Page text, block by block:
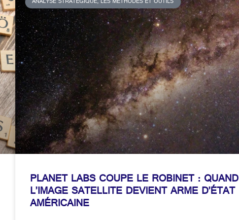
PLANET LABS COUPE LE ROBINET : QUAND
L’IMAGE SATELLITE DEVIENT ARME D’ÉTAT
AMÉRICAINE